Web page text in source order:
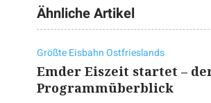
Ähnliche Artikel
Größte Eisbahn Ostfrieslands
Emder Eiszeit startet –
Programmüberblick